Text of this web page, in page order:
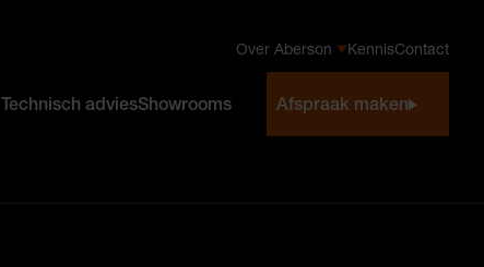
Over Aberson KennisContact
Technisch adviesShowrooms Afspraak maken